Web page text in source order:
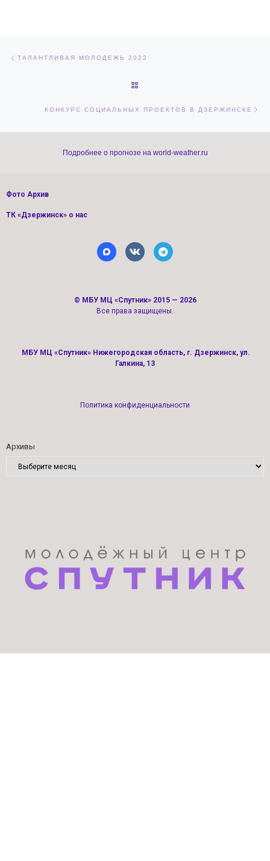
ТАЛАНТЛИВАЯ МОЛОДЕЖЬ 2022
КОНКУРС СОЦИАЛЬНЫХ ПРОЕКТОВ В ДЗЕРЖИНСКЕ
Подробнее о прогнозе на world-weather.ru
Фото Архив
ТК «Дзержинск» о нас
© МБУ МЦ «Спутник» 2015 — 2026
Все права защищены.
МБУ МЦ «Спутник» Нижегородская область, г. Дзержинск, ул.
Галкина, 13
Политика конфиденциальности
Архивы